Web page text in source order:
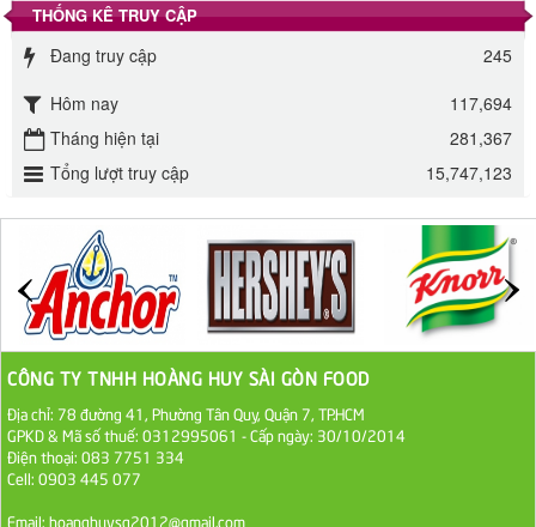
Đường phèn Long An bao 10kg
Đường mía thiên nhiên Biên Hòa gói 1kg
ĐƯỜNG SẠCH CÔ BA BIÊN HÒA 1KG
27.000 VND
Đường cát trắng An Khê bao 50kg
1.100.000 VND
Sa Tế Tôm Cholimex PET Hũ 450g
Ớt Sa Tế Cholimex Hũ Thuỷ Tinh 150g
THỐNG KÊ TRUY CẬP
Đang truy cập
245
Hôm nay
117,694
Tháng hiện tại
281,367
Tổng lượt truy cập
15,747,123
CÔNG TY TNHH HOÀNG HUY SÀI GÒN FOOD
Địa chỉ: 78 đường 41, Phường Tân Quy, Quận 7, TP.HCM
GPKD & Mã số thuế: 0312995061 - Cấp ngày: 30/10/2014
Điện thoại: 083 7751 334
Cell: 0903 445 077
Email: hoanghuysg2012@gmail.com